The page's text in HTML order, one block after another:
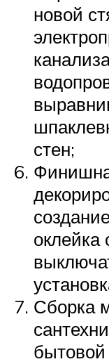
новой
стен;
оклейка
Сборка
бытовой